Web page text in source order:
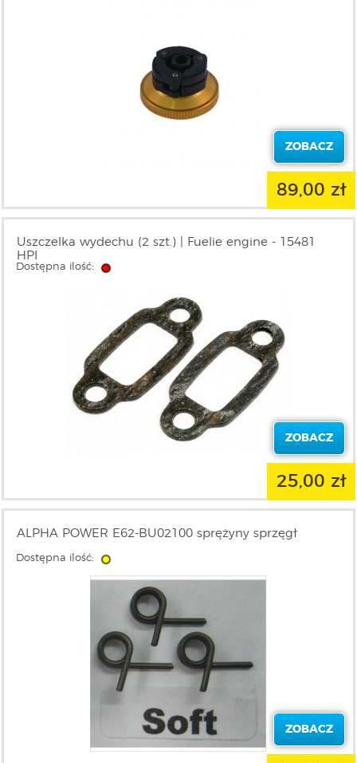
ZOBACZ
89,00 zł
Uszczelka wydechu (2 szt.) | Fuelie engine - 15481
HPI
Dostępna ilość:
ZOBACZ
25,00 zł
ALPHA POWER E62-BU02100 sprężyny sprzęgł
Dostępna ilość:
ZOBACZ